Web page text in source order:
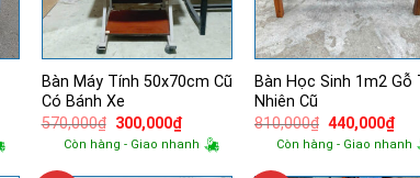
Bàn Máy Tính 50x70cm Cũ
Có Bánh Xe
570,000₫ Giá
gốc
là:
300,000₫Giá
hiện
tại
Còn hàng - Giao nhanh
Bàn Học Sinh 1m2 Gỗ
Nhiên Cũ
810,000₫ Giá
gốc
là:
440,000₫Giá
tại
Còn hàng - Giao nhanh